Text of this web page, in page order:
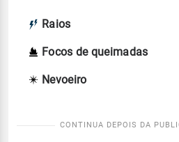
Raios
Focos de queimadas
Nevoeiro